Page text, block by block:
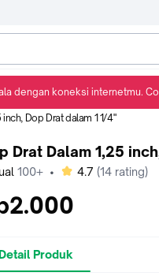
Dop Drat dalam 1 1/4"
Drat Dalam 1,25
100+ • bintang
4.7 (14 rating)
Produk
dengan koneksi internetmu.